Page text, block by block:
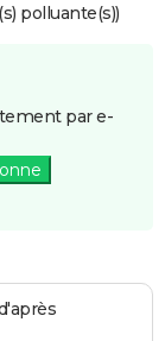
polluante(s))
par e-